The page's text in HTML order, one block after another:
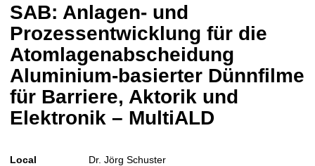
e
SAB: Anlagen- und
Prozessentwicklung für die
Atomlagenabscheidung
Aluminium-basierter Dünnfilme
für Barriere, Aktorik und
Elektronik – MultiALD
Local
Dr. Jörg Schuster